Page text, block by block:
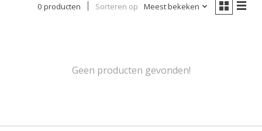
0 producten Sorteren op Meest bekeken
Geen producten gevonden!